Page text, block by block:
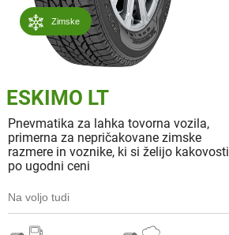
Zimske
ESKIMO LT
Pnevmatika za lahka tovorna vozila,
primerna za nepričakovane zimske
razmere in voznike, ki si želijo kakovosti
po ugodni ceni
Na voljo tudi